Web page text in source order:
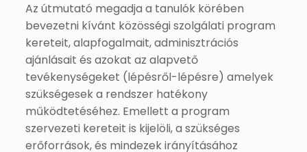
Az útmutató megadja a tanulók körében
bevezetni kívánt közösségi szolgálati program
kereteit, alapfogalmait, adminisztrációs
ajánlásait és azokat az alapvető
tevékenységeket (lépésről-lépésre) amelyek
szükségesek a rendszer hatékony
működtetéséhez. Emellett a program
szervezeti kereteit is kijelöli, a szükséges
erőforrások, és mindezek irányításához